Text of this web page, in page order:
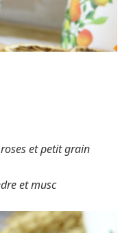
et petit grain
et musc